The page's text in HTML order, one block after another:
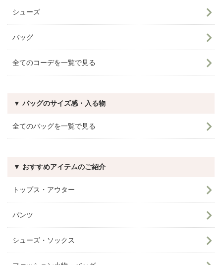
シューズ
バッグ
全てのコーデを一覧で見る
▼ バッグのサイズ感・入る物
全てのバッグを一覧で見る
▼ おすすめアイテムのご紹介
トップス・アウター
パンツ
シューズ・ソックス